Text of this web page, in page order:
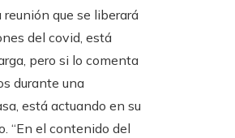
que se liberará
del covid, está
pero si lo comenta
durante una
está actuando en su
“En el contenido del